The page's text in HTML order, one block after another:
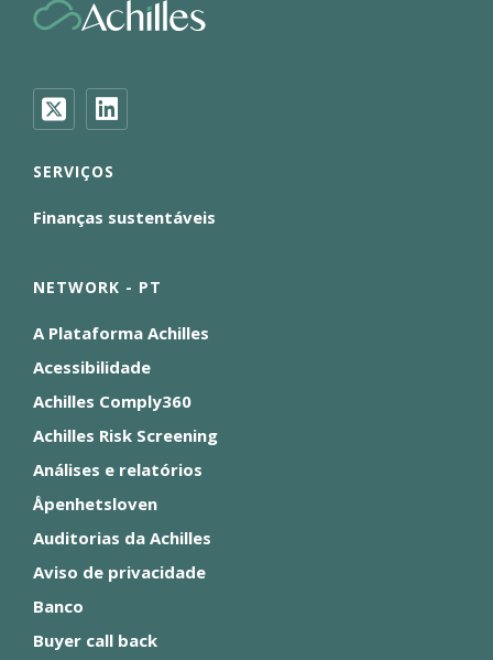
SERVIÇOS
Finanças sustentáveis
NETWORK - PT
A Plataforma Achilles
Acessibilidade
Achilles Comply360
Achilles Risk Screening
Análises e relatórios
Åpenhetsloven
Auditorias da Achilles
Aviso de privacidade
Banco
Buyer call back